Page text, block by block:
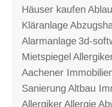
Häuser kaufen
Kläranlage
Alarmanlage 3d-
Mietspiegel
Aachener
Sanierung Altbau
AllergikerAllergie